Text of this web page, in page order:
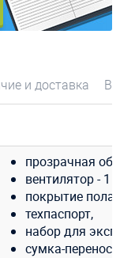
и доставка
прозрачная
вентилятор - 1
покрытие пола
техпаспорт,
набор для
сумка-